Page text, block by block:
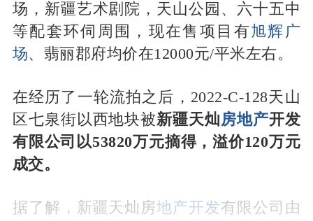
场，新疆艺术剧院，天山公园、六十五中
等配套环伺周围，现在售项目有旭辉广
场、翡丽郡府均价在12000元/平米左右。
在经历了一轮流拍之后，2022-C-128天山
区七泉街以西地块被新疆天灿房地产开发
有限公司以53820万元摘得，溢价120万元
成交。
据了解，新疆天灿房地产开发有限公司由